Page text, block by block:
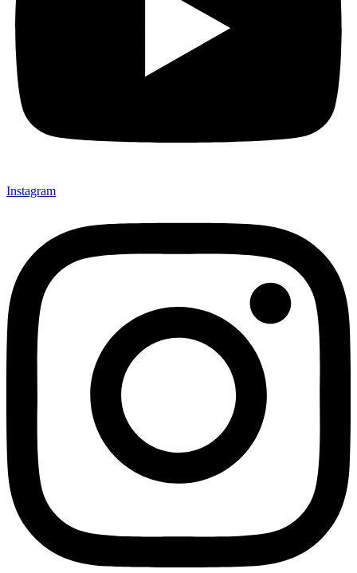
Instagram